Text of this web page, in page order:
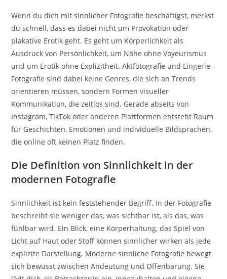
Wenn du dich mit sinnlicher Fotografie beschäftigst, merkst
du schnell, dass es dabei nicht um Provokation oder
plakative Erotik geht. Es geht um Körperlichkeit als
Ausdruck von Persönlichkeit, um Nähe ohne Voyeurismus
und um Erotik ohne Explizitheit. Aktfotografie und Lingerie-
Fotografie sind dabei keine Genres, die sich an Trends
orientieren müssen, sondern Formen visueller
Kommunikation, die zeitlos sind. Gerade abseits von
Instagram, TikTok oder anderen Plattformen entsteht Raum
für Geschichten, Emotionen und individuelle Bildsprachen,
die online oft keinen Platz finden.
Die Definition von Sinnlichkeit in der
modernen Fotografie
Sinnlichkeit ist kein feststehender Begriff. In der Fotografie
beschreibt sie weniger das, was sichtbar ist, als das, was
fühlbar wird. Ein Blick, eine Körperhaltung, das Spiel von
Licht auf Haut oder Stoff können sinnlicher wirken als jede
explizite Darstellung. Moderne sinnliche Fotografie bewegt
sich bewusst zwischen Andeutung und Offenbarung. Sie